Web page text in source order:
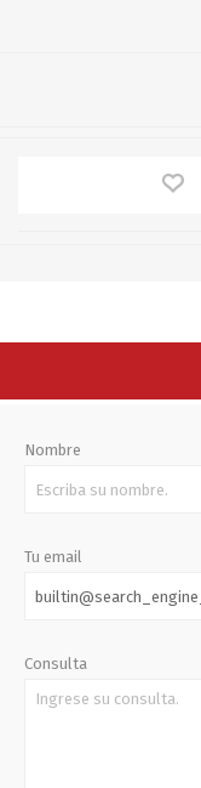
Nombre
Tu email
Consulta